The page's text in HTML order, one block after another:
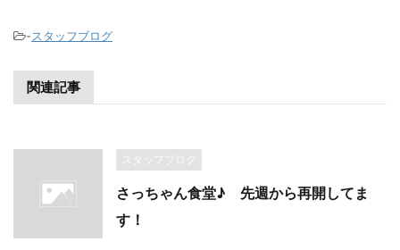
-スタッフブログ
関連記事
スタッフブログ
さっちゃん食堂♪ 先週から再開してま
す！